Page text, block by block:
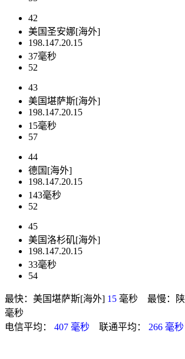
42
美国圣安娜[海外]
198.147.20.15
37毫秒
52
43
美国堪萨斯[海外]
198.147.20.15
15毫秒
57
44
德国[海外]
198.147.20.15
143毫秒
52
45
美国洛杉矶[海外]
198.147.20.15
33毫秒
54
最快：美国堪萨斯[海外] 15 毫秒 最慢：
毫秒
电信平均：
407 毫秒 联通平均： 266 毫秒